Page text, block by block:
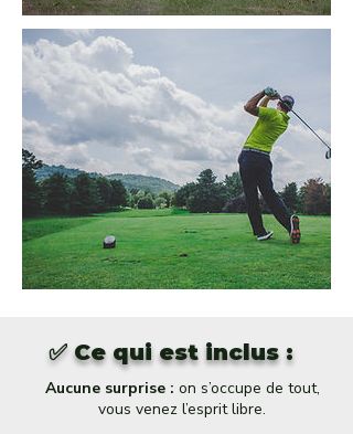
✅ Ce qui est inclus :
Aucune surprise : on s’occupe de tout,
vous venez l’esprit libre.